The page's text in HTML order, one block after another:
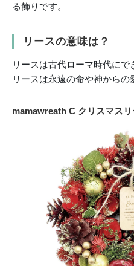
る飾りです。
リースの意味は？
リースは古代ローマ時代に
リースは永遠の命や神からの
mamawreath C クリスマス